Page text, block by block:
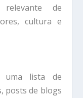
de
cultura e
uma lista de
posts de blogs